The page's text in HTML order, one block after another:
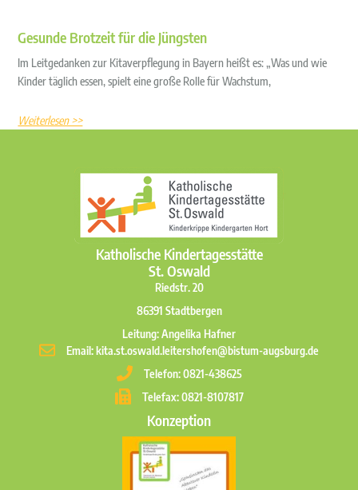
Gesunde Brotzeit für die Jüngsten
Im Leitgedanken zur Kitaverpflegung in Bayern heißt es: „Was und wie
Kinder täglich essen, spielt eine große Rolle für Wachstum,
Weiterlesen >>
Katholische Kindertagesstätte
St. Oswald
Riedstr. 20
86391 Stadtbergen
Leitung: Angelika Hafner
Email: kita.st.oswald.leitershofen@bistum-augsburg.de
Telefon: 0821-438625
Telefax: 0821-8107817
Konzeption